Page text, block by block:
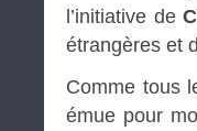
l’initiative de
étrangères et
Comme tous
émue pour